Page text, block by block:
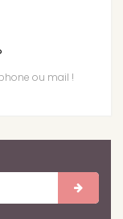
ou mail !